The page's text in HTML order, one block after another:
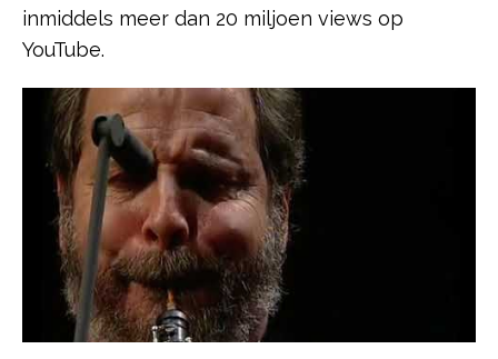
inmiddels meer dan 20 miljoen views op
YouTube.